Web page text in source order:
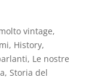
vintage,
, History,
, Le nostre
, Storia del